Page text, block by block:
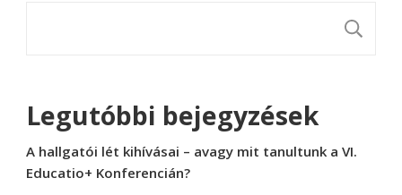
Legutóbbi bejegyzések
A hallgatói lét kihívásai – avagy mit tanultunk a VI.
Educatio+ Konferencián?